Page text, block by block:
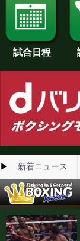
試合日程
▶ 新着ニュース